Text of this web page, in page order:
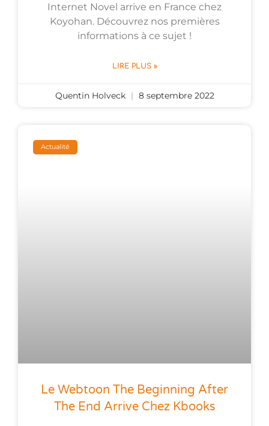
Internet Novel arrive en France chez
Koyohan. Découvrez nos premières
informations à ce sujet !
LIRE PLUS »
Quentin Holveck 8 septembre 2022
Actualité
Le Webtoon The Beginning After
The End Arrive Chez Kbooks